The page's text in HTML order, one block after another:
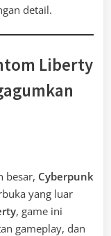
detail.
Liberty
besar, Cyberpunk
yang luar
, game ini
gameplay, dan